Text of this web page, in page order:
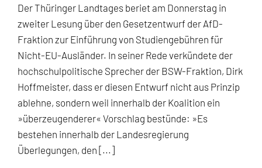
Der Thüringer Landtages beriet am Donnerstag in
zweiter Lesung über den Gesetzentwurf der AfD-
Fraktion zur Einführung von Studiengebühren für
Nicht-EU-Ausländer. In seiner Rede verkündete der
hochschulpolitische Sprecher der BSW-Fraktion, Dirk
Hoffmeister, dass er diesen Entwurf nicht aus Prinzip
ablehne, sondern weil innerhalb der Koalition ein
»überzeugenderer« Vorschlag bestünde: »Es
bestehen innerhalb der Landesregierung
Überlegungen, den [...]